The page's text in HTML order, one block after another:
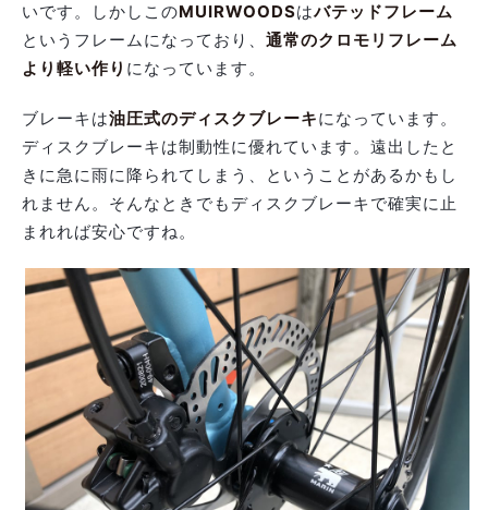
いです。しかしこのMUIRWOODSはバテッドフレーム
というフレームになっており、 通常のクロモリフレーム
より軽い作り になっています。
ブレーキは油圧式のディスクブレーキになっています。
ディスクブレーキは制動性に優れています。遠出したと
きに急に雨に降られてしまう、ということがあるかもし
れません。そんなときでもディスクブレーキで確実に止
まれれば安心ですね。